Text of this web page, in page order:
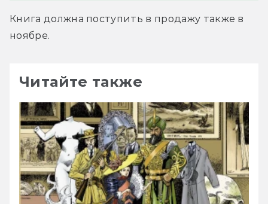
Книга должна поступить в продажу также в
ноябре.
Читайте также